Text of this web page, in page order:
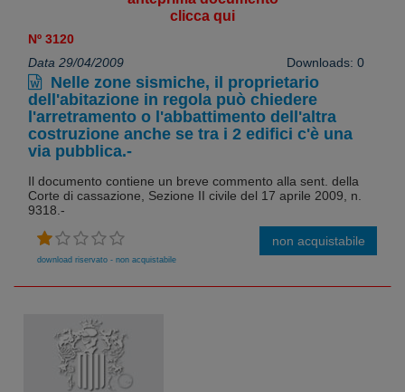
clicca qui
Nº 3120
Data 29/04/2009
Downloads: 0
Nelle zone sismiche, il proprietario
dell'abitazione in regola può chiedere
l'arretramento o l'abbattimento dell'altra
costruzione anche se tra i 2 edifici c'è una
via pubblica.-
Il documento contiene un breve commento alla sent. della
Corte di cassazione, Sezione II civile del 17 aprile 2009, n.
9318.-
download riservato - non acquistabile
non acquistabile